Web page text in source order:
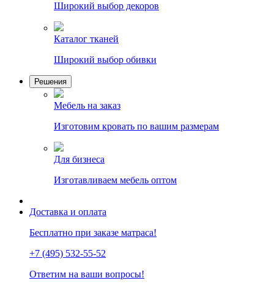
Широкий выбор декоров
Каталог тканей
Широкий выбор обивки
Решения
Мебель на заказ
Изготовим кровать по вашим размерам
Для бизнеса
Изготавливаем мебель оптом
Доставка и оплата
Бесплатно при заказе матраса!
+7 (495) 532-55-52
Ответим на ваши вопросы!